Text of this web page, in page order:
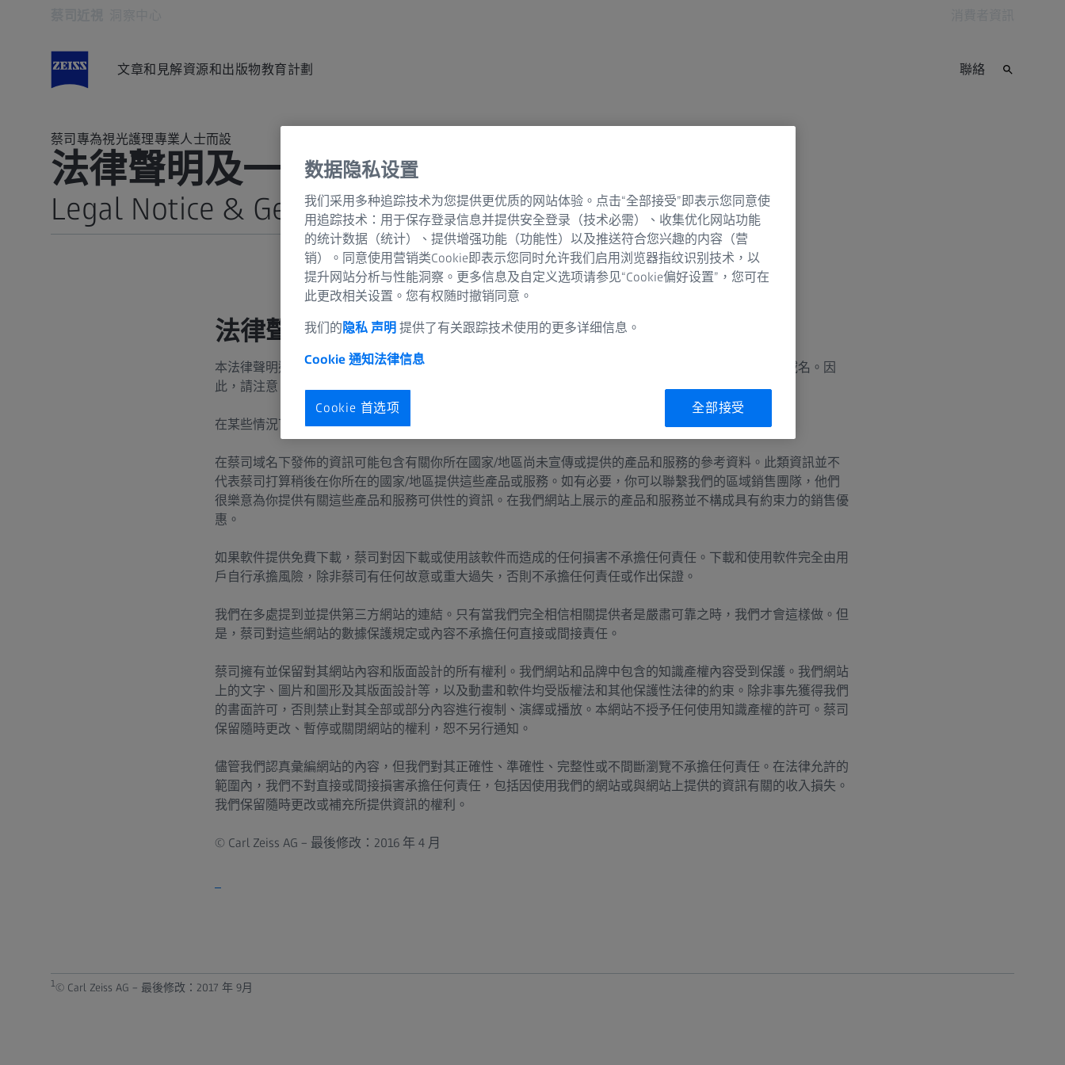
文章和見解資源和出版物教育計劃 聯絡
蔡司專為視光護理專業人士而設
法律聲明及一般條款和條件
Legal Notice & General Terms and Conditions
法律聲明
本法律聲明適用於本網站和域名。但並不適用於因國家立法而修改了法律資訊等情況的蔡司公司網站和域名。因
此，請注意 你瀏覽的所有蔡司網站或你使用的程序的法律聲明。
在某些情況下，蔡司網站還包含指向非蔡司公司網站的第三方連結，這些法律聲明不適用於相關連結。
在蔡司域名下發佈的資訊可能包含有關你所在國家/地區尚未宣傳或提供的產品和服務的參考資料。此類資訊並不
代表蔡司打算稍後在你所在的國家/地區提供這些產品或服務。如有必要，你可以聯繫我們的區域銷售團隊，他們
很樂意為你提供有關這些產品和服務可供性的資訊。在我們網站上展示的產品和服務並不構成具有約束力的銷售優
惠。
如果軟件提供免費下載，蔡司對因下載或使用該軟件而造成的任何損害不承擔任何責任。下載和使用軟件完全由用
戶自行承擔風險，除非蔡司有任何故意或重大過失，否則不承擔任何責任或作出保證。
我們在多處提到並提供第三方網站的連結。只有當我們完全相信相關提供者是嚴肅可靠之時，我們才會這樣做。但
是，蔡司對這些網站的數據保護規定或內容不承擔任何直接或間接責任。
蔡司擁有並保留對其網站內容和版面設計的所有權利。我們網站和品牌中包含的知識產權內容受到保護。我們網站
上的文字、圖片和圖形及其版面設計等，以及動畫和軟件均受版權法和其他保護性法律的約束。除非事先獲得我們
的書面許可，否則禁止對其全部或部分內容進行複制、演繹或播放。本網站不授予任何使用知識產權的許可。蔡司
保留隨時更改、暫停或關閉網站的權利，恕不另行通知。
儘管我們認真彙編網站的內容，但我們對其正確性、準確性、完整性或不間斷瀏覽不承擔任何責任。在法律允許的
範圍內，我們不對直接或間接損害承擔任何責任，包括因使用我們的網站或與網站上提供的資訊有關的收入損失。
我們保留隨時更改或補充所提供資訊的權利。
© Carl Zeiss AG – 最後修改：2016 年 4 月
1© Carl Zeiss AG – 最後修改：2017 年 9月
数据隐私设置
我们采用多种追踪技术为您提供更优质的网站体验。点击“全部接受”即表示您同意使
用追踪技术：用于保存登录信息并提供安全登录（技术必需）、收集优化网站功能
的统计数据（统计）、提供增强功能（功能性）以及推送符合您兴趣的内容（营
销）。同意使用营销类Cookie即表示您同时允许我们启用浏览器指纹识别技术，以
提升网站分析与性能洞察。更多信息及自定义选项请参见“Cookie偏好设置”，您可在
此更改相关设置。您有权随时撤销同意。
我们的 隐私 声明 提供了有关跟踪技术使用的更多详细信息。
Cookie 通知法律信息
Cookie 首选项 全部接受